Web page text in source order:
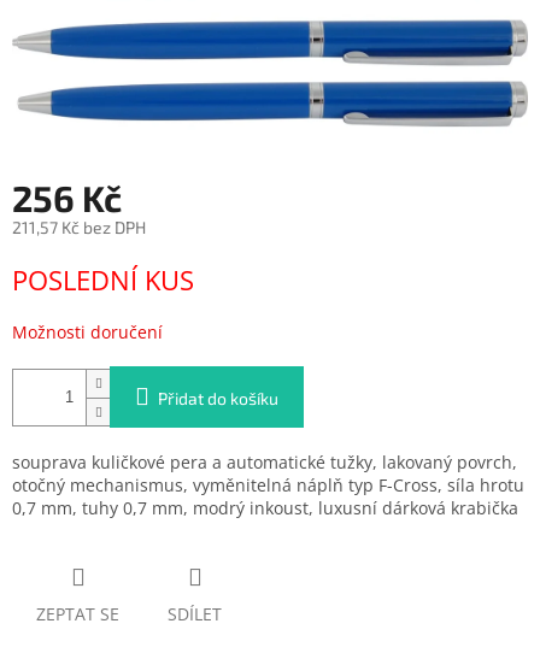
256 Kč
211,57 Kč bez DPH
cena:
POSLEDNÍ KUS
Možnosti doručení
Přidat do košíku
souprava kuličkové pera a automatické tužky, lakovaný povrch,
otočný mechanismus, vyměnitelná náplň typ F-Cross, síla hrotu
0,7 mm, tuhy 0,7 mm, modrý inkoust, luxusní dárková krabička
ZEPTAT SE SDÍLET